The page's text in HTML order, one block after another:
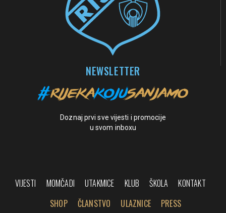
NEWSLETTER
Doznaj prvi sve vijesti i promocije
u svom inboxu
VIJESTI MOMČADI UTAKMICE KLUB ŠKOLA
KONTAKT
SHOP
ČLANSTVO ULAZNICE PRESS